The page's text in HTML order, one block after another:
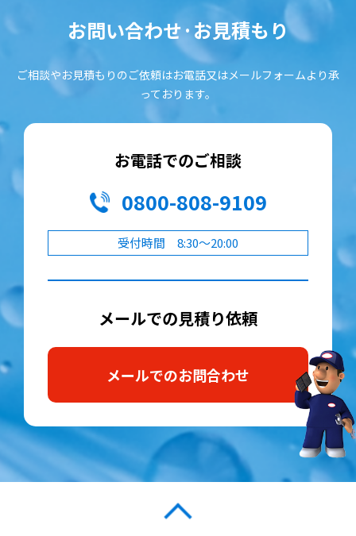
お問い合わせ·お見積もり
ご相談やお見積もりのご依頼はお電話又はメールフォームより承
っております。
お電話でのご相談
0800-808-9109
受付時間 8:30～20:00
メールでの見積り依頼
メールでのお問合わせ